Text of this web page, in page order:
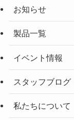
お知らせ
製品一覧
イベント情報
スタッフブログ
私たちについて